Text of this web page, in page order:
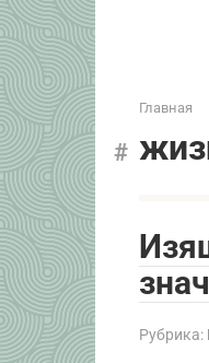
Главная
Рубрика: